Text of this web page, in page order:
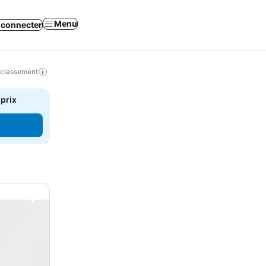
connecter Menu
prix